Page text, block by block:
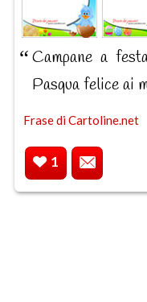
Campane a
Pasqua felice ai
Frase di Cartoline.net
1